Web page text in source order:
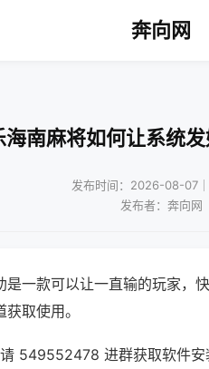
奔向网
南麻将如何让系统
发布时间：2026-08-07
发布者：奔向网
一款可以让一直输的玩家，
取使用。
549552478 进群获取软件安